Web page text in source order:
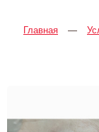
Главная —